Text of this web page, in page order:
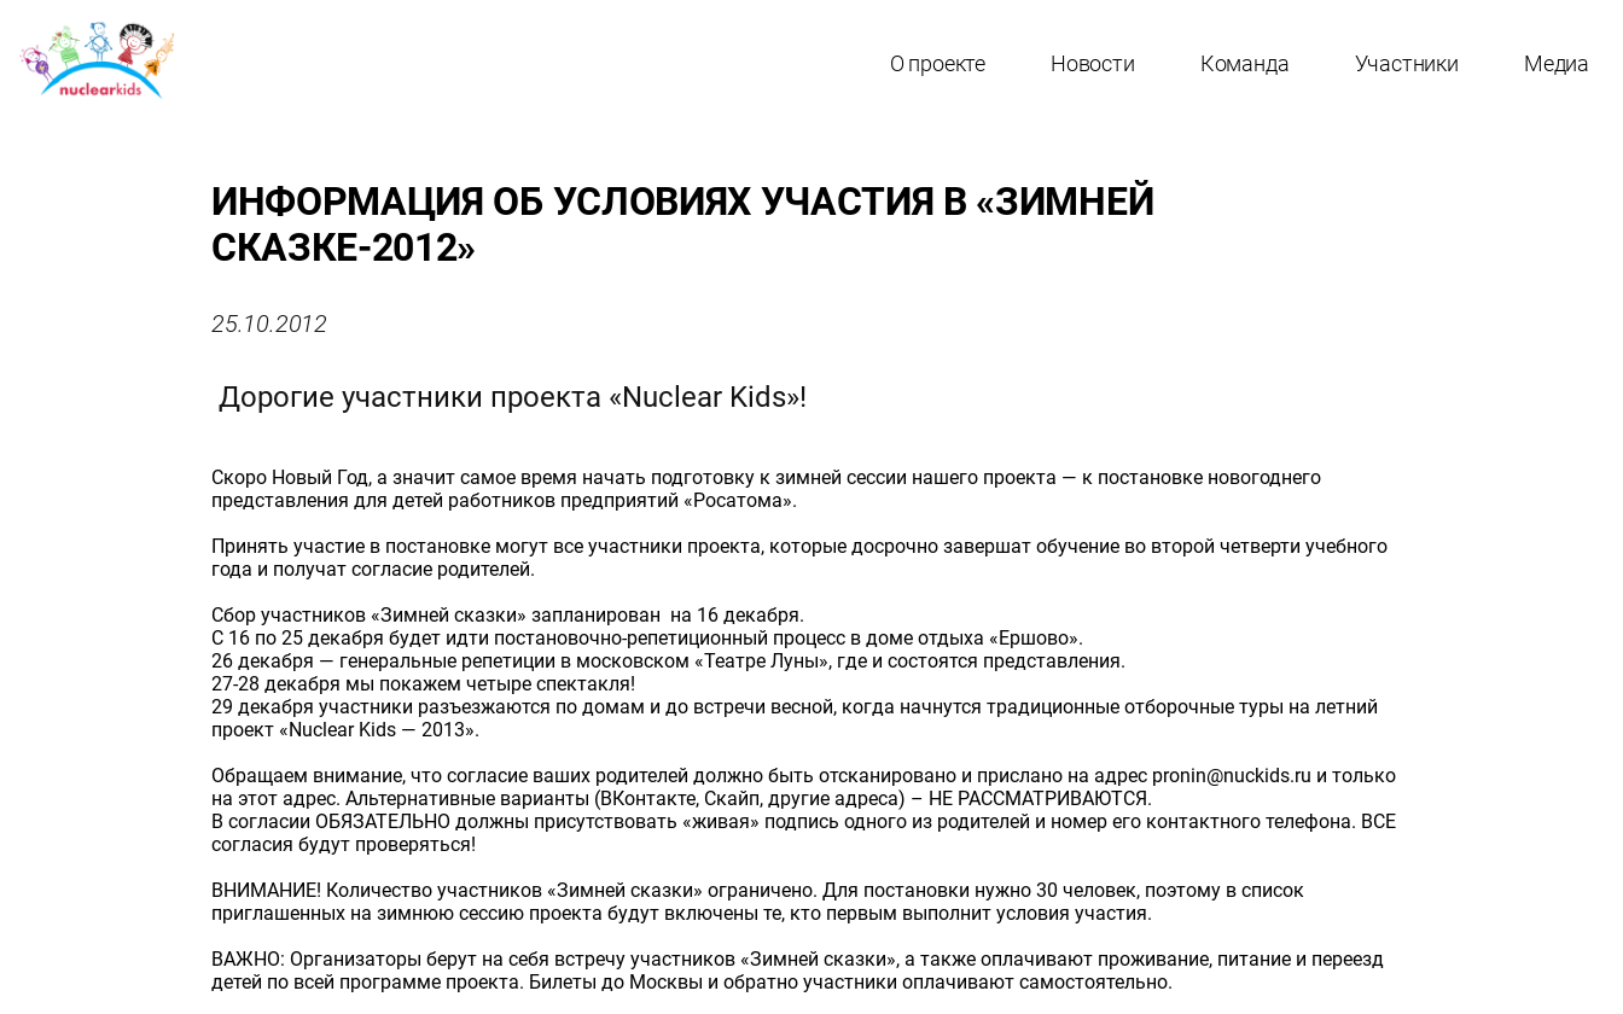
О проекте Новости Команда Участники Медиа
ИНФОРМАЦИЯ ОБ УСЛОВИЯХ УЧАСТИЯ В «ЗИМНЕЙ
СКАЗКЕ-2012»
25.10.2012
Дорогие участники проекта «Nuclear Kids»!
Скоро Новый Год, а значит самое время начать подготовку к зимней сессии нашего проекта — к постановке новогоднего
представления для детей работников предприятий «Росатома».
Принять участие в постановке могут все участники проекта, которые досрочно завершат обучение во второй четверти учебного
года и получат согласие родителей.
Сбор участников «Зимней сказки» запланирован на 16 декабря.
С 16 по 25 декабря будет идти постановочно-репетиционный процесс в доме отдыха «Ершово».
26 декабря — генеральные репетиции в московском «Театре Луны», где и состоятся представления.
27-28 декабря мы покажем четыре спектакля!
29 декабря участники разъезжаются по домам и до встречи весной, когда начнутся традиционные отборочные туры на летний
проект «Nuclear Kids — 2013».
Обращаем внимание, что согласие ваших родителей должно быть отсканировано и прислано на адрес pronin@nuckids.ru и только
на этот адрес. Альтернативные варианты (ВКонтакте, Скайп, другие адреса) – НЕ РАССМАТРИВАЮТСЯ.
В согласии ОБЯЗАТЕЛЬНО должны присутствовать «живая» подпись одного из родителей и номер его контактного телефона. ВСЕ
согласия будут проверяться!
ВНИМАНИЕ! Количество участников «Зимней сказки» ограничено. Для постановки нужно 30 человек, поэтому в список
приглашенных на зимнюю сессию проекта будут включены те, кто первым выполнит условия участия.
ВАЖНО: Организаторы берут на себя встречу участников «Зимней сказки», а также оплачивают проживание, питание и переезд
детей по всей программе проекта. Билеты до Москвы и обратно участники оплачивают самостоятельно.